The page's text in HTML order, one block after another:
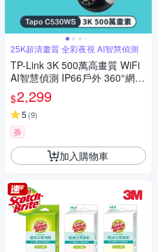
25K超清畫質 全彩夜視 AI智慧偵測
TP-Link 3K 500萬高畫質 WiFi
AI智慧偵測 IP66戶外 360°網路
攝影機 監視器IP CAM (Tapo C
530WS)
$2,299
5 (9)
券
加入購物車